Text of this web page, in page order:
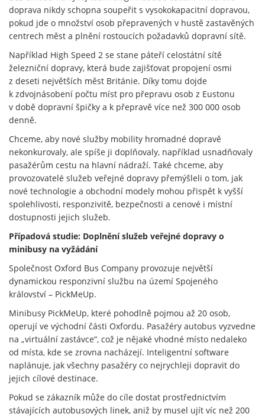
doprava nikdy schopna soupeřit s vysokokapacitní dopravou,
pokud jde o množství osob přepravených v hustě zastavěných
centrech měst a plnění rostoucích požadavků dopravní sítě.
Například High Speed 2 se stane páteří celostátní sítě
železniční dopravy, která bude zajišťovat propojení osmi
z deseti největších měst Británie. Díky tomu dojde
k zdvojnásobení počtu míst pro přepravu osob z Eustonu
v době dopravní špičky a k přepravě více než 300 000 osob
denně.
Chceme, aby nové služby mobility hromadné dopravě
nekonkurovaly, ale spíše ji doplňovaly, například usnadňovaly
pasažérům cestu na hlavní nádraží. Také chceme, aby
provozovatelé služeb veřejné dopravy přemýšleli o tom, jak
nové technologie a obchodní modely mohou přispět k vyšší
spolehlivosti, responzivitě, bezpečnosti a cenové i místní
dostupnosti jejich služeb.
Případová studie: Doplnění služeb veřejné dopravy o
minibusy na vyžádání
Společnost Oxford Bus Company provozuje největší
dynamickou responzivní službu na území Spojeného
království – PickMeUp.
Minibusy PickMeUp, které pohodlně pojmou až 20 osob,
operují ve východní části Oxfordu. Pasažéry autobus vyzvedne
na „virtuální zastávce“, což je nějaké vhodné místo nedaleko
od místa, kde se zrovna nacházejí. Inteligentní software
naplánuje, jak všechny pasažéry co nejrychleji dopravit do
jejich cílové destinace.
Pokud se zákazník může do cíle dostat prostřednictvím
stávajících autobusových linek, aniž by musel ujít víc než 200